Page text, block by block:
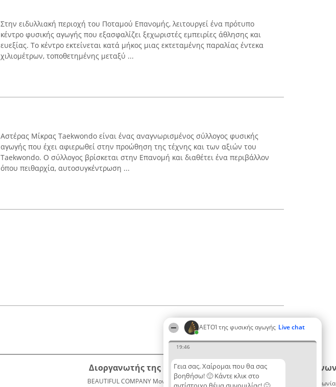
ΑΕΤΟΊ της φυσικής αγωγής Live chat
19:46
Γεια σας. Χαίρομαι που θα σας
βοηθήσω! 🙂 Κάντε κλικ στο
Στην ειδυλλιακή περιοχή του Ποταμού Επανομής, λειτουργεί ένα πρότυπο
κέντρο φυσικής αγωγής που εξασφαλίζει ξεχωριστές εμπειρίες άθλησης και
ευεξίας. Το κέντρο εκτείνεται κατά μήκος μιας εκτεταμένης παραλίας έντεκα
χιλιομέτρων, τοποθετημένης μεταξύ ...
Αστέρας Μίκρας Taekwondo είναι ένας αναγνωρισμένος σύλλογος φυσικής
αγωγής που έχει αφιερωθεί στην προώθηση της τέχνης και των αξιών του
Taekwondo. Ο σύλλογος βρίσκεται στην Επανομή και διαθέτει ένα περιβάλλον
όπου πειθαρχία, αυτοσυγκέντρωση ...
Διοργανωτής της κατάταξης
BEAUTIFUL COMPANY Μονοπρόσωπη ΙΚΕ
Κατάταξη
Διακριθέντες
Επικοινωνία